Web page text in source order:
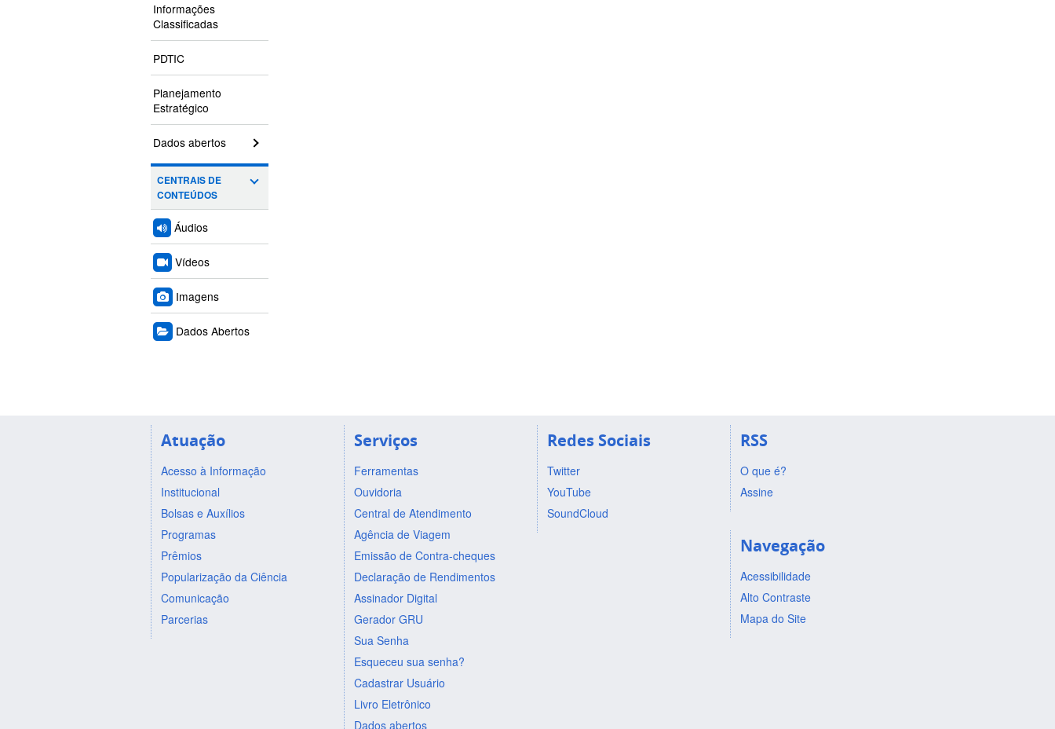
Informações
Classificadas
PDTIC
Planejamento
Estratégico
Dados abertos
CENTRAIS DE
CONTEÚDOS
Áudios
Vídeos
Imagens
Dados Abertos
Atuação
Acesso à Informação
Institucional
Bolsas e Auxílios
Programas
Prêmios
Popularização da Ciência
Comunicação
Parcerias
Serviços
Ferramentas
Ouvidoria
Central de Atendimento
Agência de Viagem
Emissão de Contra-cheques
Declaração de Rendimentos
Assinador Digital
Gerador GRU
Sua Senha
Esqueceu sua senha?
Cadastrar Usuário
Livro Eletrônico
Dados abertos
Redes Sociais
Twitter
YouTube
SoundCloud
RSS
O que é?
Assine
Navegação
Acessibilidade
Alto Contraste
Mapa do Site